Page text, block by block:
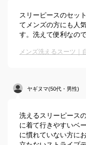
スリーピースのセッ
てメンズの方にも人
す。洗えて便利なの
ヤギヌマ(50代・男性)
洗えるスリーピース
に着て行きやすいベ
に慣れていない方に